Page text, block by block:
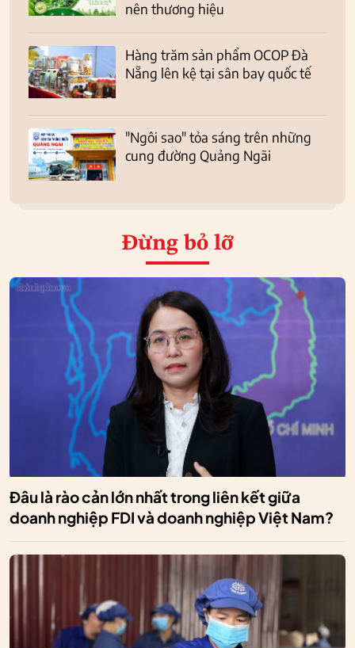
nên thương hiệu
Hàng trăm sản phẩm OCOP Đà
Nẵng lên kệ tại sân bay quốc tế
"Ngôi sao" tỏa sáng trên những
cung đường Quảng Ngãi
Đừng bỏ lỡ
Đâu là rào cản lớn nhất trong liên kết giữa
doanh nghiệp FDI và doanh nghiệp Việt Nam?